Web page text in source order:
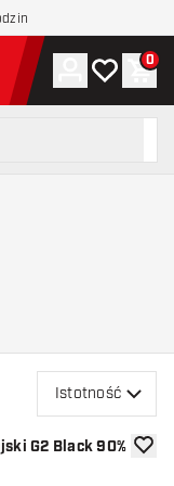
Konto
Moja lista
0
Istotność
G2 Black 90%